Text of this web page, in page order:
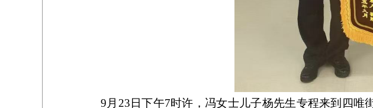
9月23日下午7时许，冯女士儿子杨先生专程来到四唯